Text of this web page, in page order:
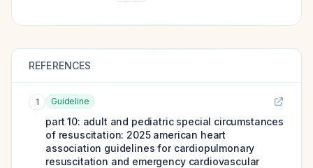
REFERENCES
1 Guideline
part 10: adult and pediatric special circumstances
of resuscitation: 2025 american heart
association guidelines for cardiopulmonary
resuscitation and emergency cardiovascular